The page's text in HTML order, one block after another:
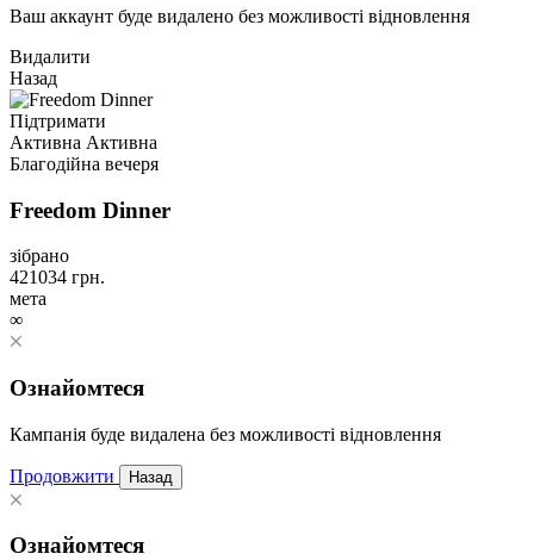
Ваш аккаунт буде видалено без можливості відновлення
Видалити
Назад
Підтримати
Активна Активна
Благодійна вечеря
Freedom Dinner
зібрано
421034 грн.
мета
∞
Ознайомтеся
Кампанія буде видалена без можливості відновлення
Продовжити Назад
Ознайомтеся